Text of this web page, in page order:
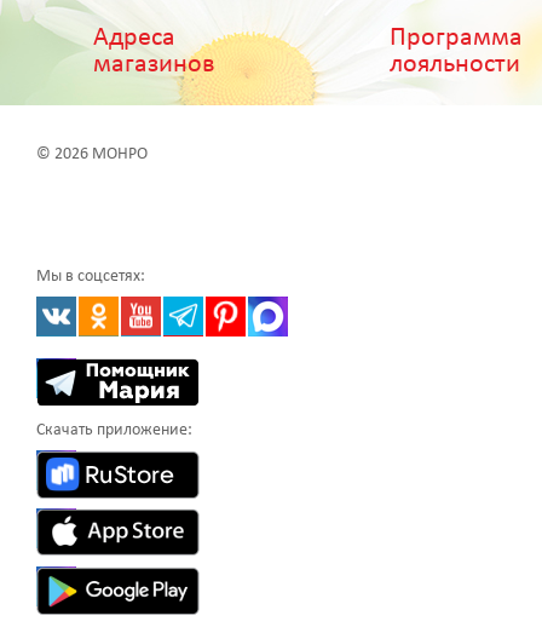
Адреса
магазинов
Программа
лояльности
© 2026 МОНРО
Мы в соцсетях:
Скачать приложение: